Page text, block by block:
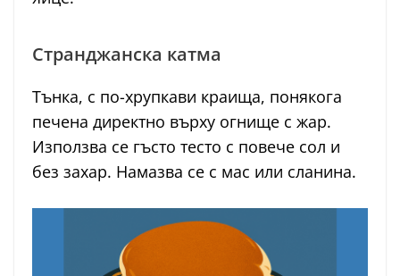
Странджанска катма
Тънка, с по-хрупкави краища, понякога
печена директно върху огнище с жар.
Използва се гъсто тесто с повече сол и
без захар. Намазва се с мас или сланина.